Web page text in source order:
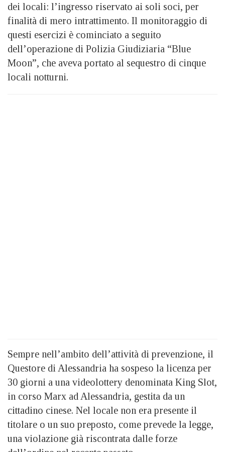
dei locali: l’ingresso riservato ai soli soci, per
finalità di mero intrattimento. Il monitoraggio di
questi esercizi è cominciato a seguito
dell’operazione di Polizia Giudiziaria “Blue
Moon”, che aveva portato al sequestro di cinque
locali notturni.
Sempre nell’ambito dell’attività di prevenzione, il
Questore di Alessandria ha sospeso la licenza per
30 giorni a una videolottery denominata King Slot,
in corso Marx ad Alessandria, gestita da un
cittadino cinese. Nel locale non era presente il
titolare o un suo preposto, come prevede la legge,
una violazione già riscontrata dalle forze